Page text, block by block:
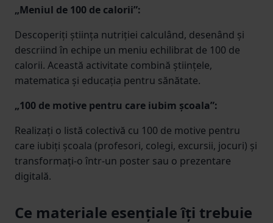
„Meniul de 100 de calorii”:
Descoperiți știința nutriției calculând, desenând și
descriind în echipe un meniu echilibrat de 100 de
calorii. Această activitate combină științele,
matematica și educația pentru sănătate.
„100 de motive pentru care iubim școala”:
Realizați o listă colectivă cu 100 de motive pentru
care iubiți școala (profesori, colegi, excursii, jocuri) și
transformați-o într-un poster sau o prezentare
digitală.
Ce materiale esențiale îți trebuie